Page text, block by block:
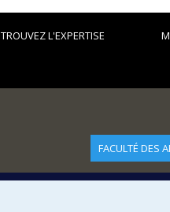
TROUVEZ L'EXPERTISE
FACULTÉ DES
Nos